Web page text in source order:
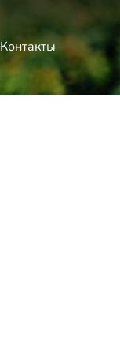
Контакты